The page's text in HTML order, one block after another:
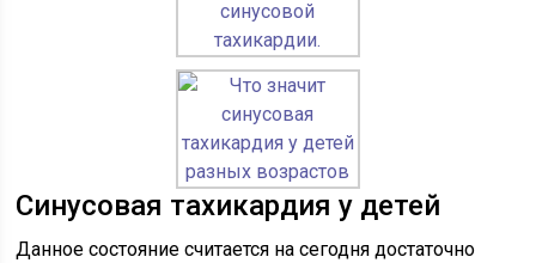
Синусовая тахикардия у детей
Данное состояние считается на сегодня достаточно